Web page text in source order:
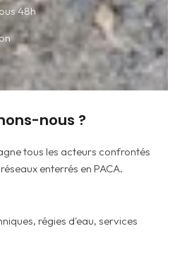
48h
nous ?
tous les acteurs confrontés
enterrés en PACA.
régies d'eau, services